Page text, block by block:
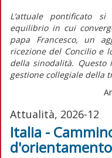
L’attuale pontificato
equilibrio in cui
papa Francesco, un
ricezione del Concilio e
della sinodalità. Questo
gestione collegiale della
Attualità, 2026-12
Italia -
d'orientamento